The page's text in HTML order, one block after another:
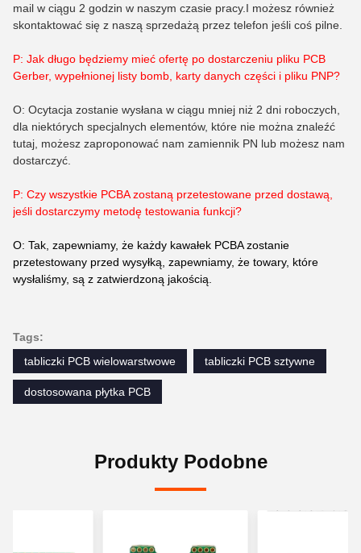
mail w ciągu 2 godzin w naszym czasie pracy.I możesz również
skontaktować się z naszą sprzedażą przez telefon jeśli coś pilne.
P: Jak długo będziemy mieć ofertę po dostarczeniu pliku PCB
Gerber, wypełnionej listy bomb, karty danych części i pliku PNP?
O: Ocytacja zostanie wysłana w ciągu mniej niż 2 dni roboczych,
dla niektórych specjalnych elementów, które nie można znaleźć
tutaj, możesz zaproponować nam zamiennik PN lub możesz nam
dostarczyć.
P: Czy wszystkie PCBA zostaną przetestowane przed dostawą,
jeśli dostarczymy metodę testowania funkcji?
O: Tak, zapewniamy, że każdy kawałek PCBA zostanie
przetestowany przed wysyłką, zapewniamy, że towary, które
wysłaliśmy, są z zatwierdzoną jakością.
Tags:
tabliczki PCB wielowarstwowe
tabliczki PCB sztywne
dostosowana płytka PCB
Produkty Podobne